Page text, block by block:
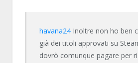
havana24Inoltre non ho ben
già dei titoli approvati su
dovrò comunque pagare per